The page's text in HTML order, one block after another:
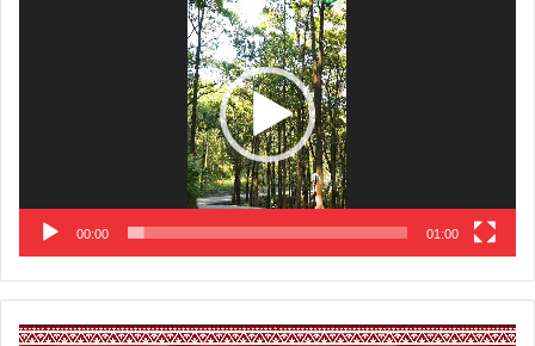
00:00 01:00
Video